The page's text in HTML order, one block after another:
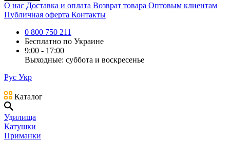
О нас Доставка и оплата Возврат товара Оптовым клиентам
Публичная оферта Контакты
0 800 750 211
Бесплатно по Украине
9:00 - 17:00
Выходные: суббота и воскресенье
Рус Укр
Каталог
Удилища
Катушки
Приманки